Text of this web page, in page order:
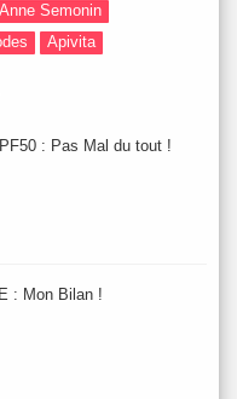
Anne Semonin
Apivita
AUTOMNE 2012
Bioeffect
: Pas Mal du tout !
: Mon Bilan !